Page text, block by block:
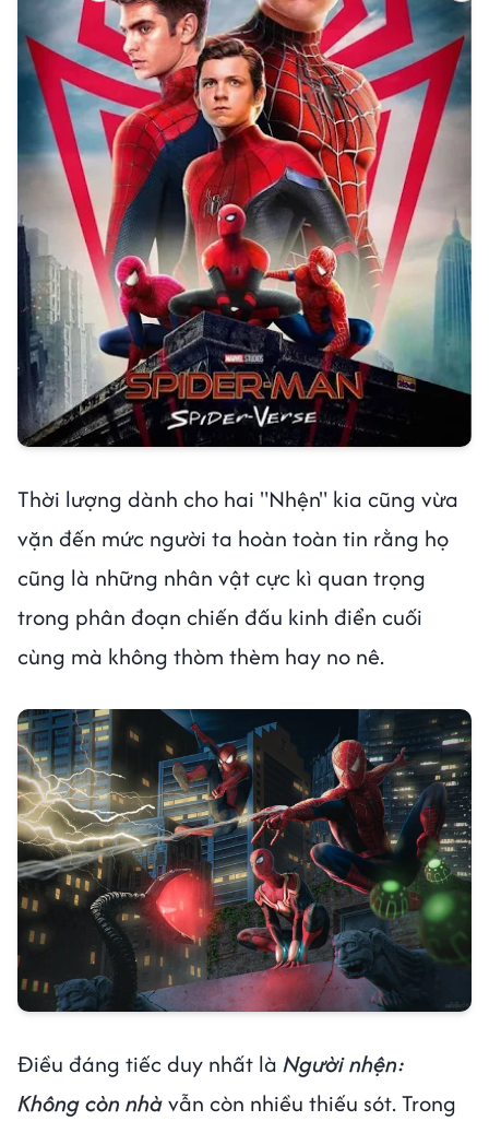
Thời lượng dành cho hai "Nhện" kia cũng vừa
vặn đến mức người ta hoàn toàn tin rằng họ
cũng là những nhân vật cực kì quan trọng
trong phân đoạn chiến đấu kinh điển cuối
cùng mà không thòm thèm hay no nê.
Điều đáng tiếc duy nhất là Người nhện:
Không còn nhàvẫn còn nhiều thiếu sót. Trong